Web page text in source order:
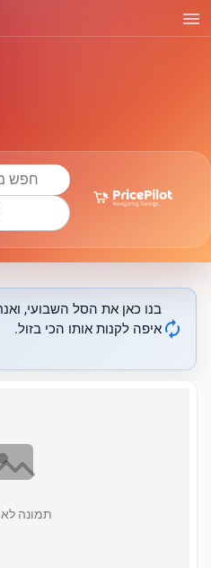
menu
autorenew
בנו כאן את הסל השבועי,
איפה לקנות אותו הכי בזול.
תמונה לא